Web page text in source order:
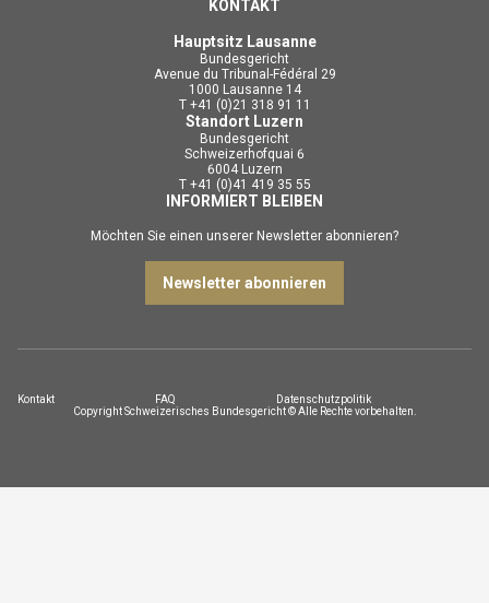
KONTAKT
Hauptsitz Lausanne
Bundesgericht
Avenue du Tribunal-Fédéral 29
1000 Lausanne 14
T +41 (0)21 318 91 11
Standort Luzern
Bundesgericht
Schweizerhofquai 6
6004 Luzern
T +41 (0)41 419 35 55
INFORMIERT BLEIBEN
Möchten Sie einen unserer Newsletter abonnieren?
Newsletter abonnieren
Copyright Schweizerisches Bundesgericht © Alle Rechte vorbehalten.
Kontakt FAQ Datenschutzpolitik